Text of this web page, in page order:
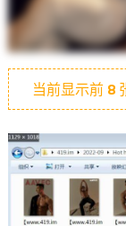
当前显示前 8